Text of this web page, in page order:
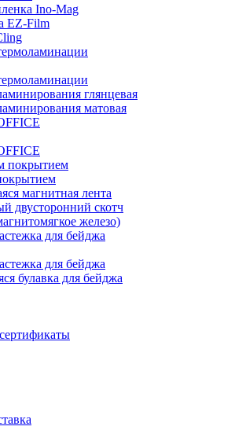
Ino-Mag
EZ-Film
глянцевая
матовая
покрытием
магнитная лента
двусторонний скотч
железо)
для бейджа
для бейджа
булавка для бейджа